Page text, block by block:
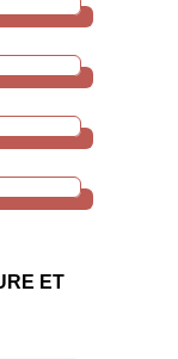
ET